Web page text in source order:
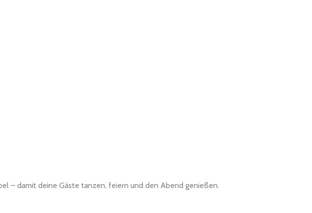
– damit deine Gäste tanzen, feiern und den Abend genießen.